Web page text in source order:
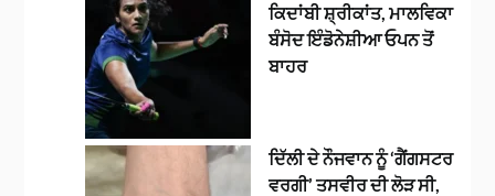
ਕਿਦਾਂਬੀ ਸ਼੍ਰੀਕਾਂਤ, ਮਾਲਵਿਕਾ
ਬੰਸੋਦ ਇੰਡੋਨੇਸ਼ੀਆ ਓਪਨ ਤੋਂ
ਬਾਹਰ
ਦਿੱਲੀ ਦੇ ਨੌਜਵਾਨ ਨੂੰ ‘ਗੈਂਗਸਟਰ
ਵਰਗੀ’ ਤਸਵੀਰ ਦੀ ਲੋੜ ਸੀ,